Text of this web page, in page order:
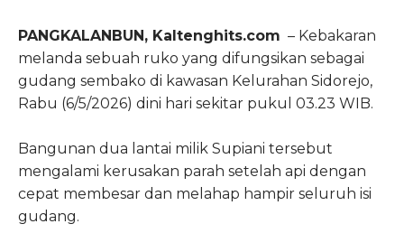
PANGKALANBUN, Kaltenghits.com – Kebakaran
melanda sebuah ruko yang difungsikan sebagai
gudang sembako di kawasan Kelurahan Sidorejo,
Rabu (6/5/2026) dini hari sekitar pukul 03.23 WIB.
Bangunan dua lantai milik Supiani tersebut
mengalami kerusakan parah setelah api dengan
cepat membesar dan melahap hampir seluruh isi
gudang.